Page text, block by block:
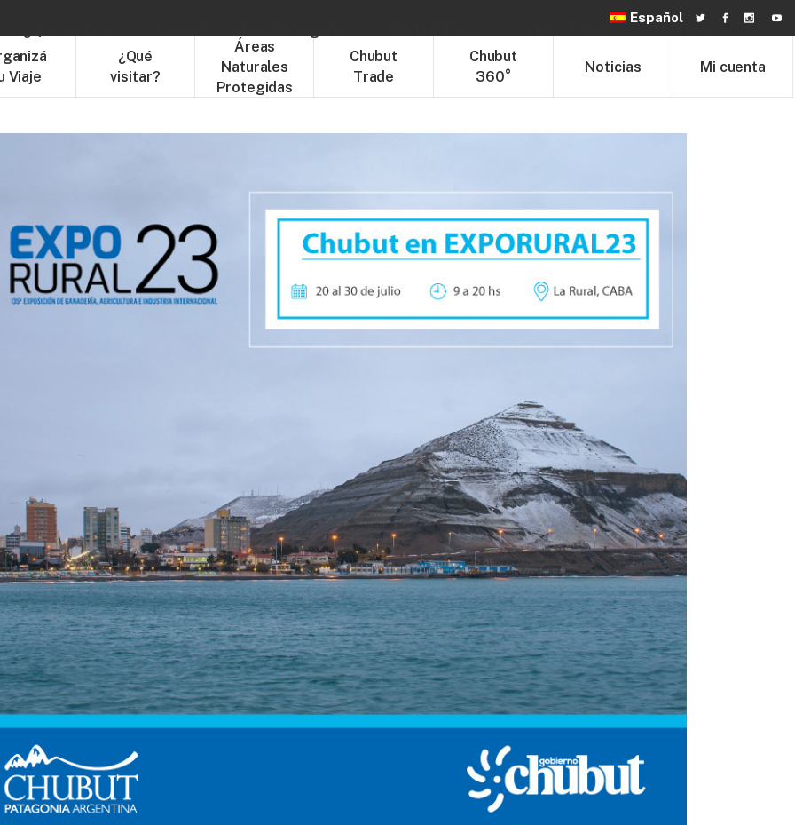
Español
Viaje
¿Qué
visitar?
Áreas
Naturales
Protegidas
Chubut
Trade
Chubut
360°
Noticias Mi cuenta